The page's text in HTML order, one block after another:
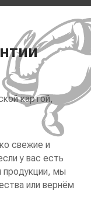
картой,
свежие и
у вас есть
продукции, мы
или вернём